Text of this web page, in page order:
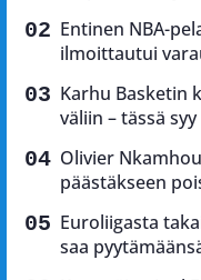
Entinen NBA-
ilmoittautui
Karhu Basketin
väliin – tässä syy
Olivier
päästäkseen
Euroliigasta
saa